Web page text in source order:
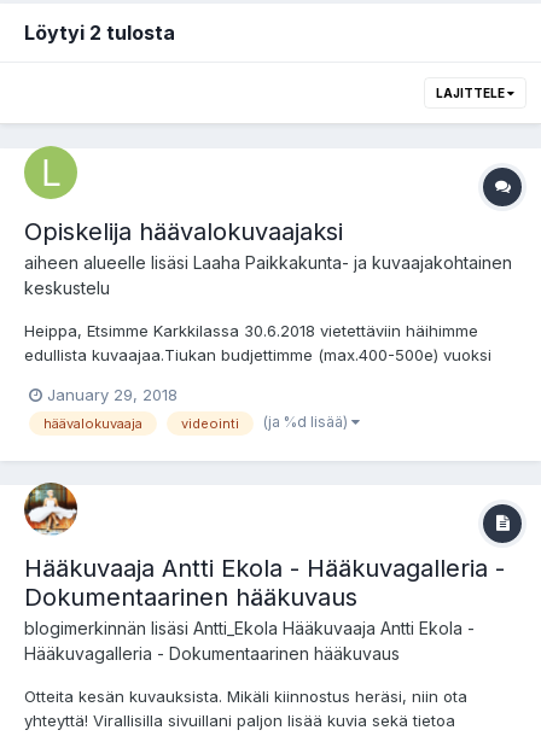
Löytyi 2 tulosta
LAJITTELE
Opiskelija häävalokuvaajaksi
aiheen alueelle lisäsi Laaha Paikkakunta- ja kuvaajakohtainen
keskustelu
Heippa, Etsimme Karkkilassa 30.6.2018 vietettäviin häihimme
edullista kuvaajaa.Tiukan budjettimme (max.400-500e) vuoksi
innostunut. Ainoina kriteereinä hyvä tilannetaju, omatoimisuus ja
tietysti siistit kuvat tärkeästä päivästämme. Kuvaus...
January 29, 2018
häävalokuvaaja videointi (ja %d lisää)
Hääkuvaaja Antti Ekola - Hääkuvagalleria -
Dokumentaarinen hääkuvaus
blogimerkinnän lisäsi Antti_Ekola Hääkuvaaja Antti Ekola -
Hääkuvagalleria - Dokumentaarinen hääkuvaus
Otteita kesän kuvauksista. Mikäli kiinnostus heräsi, niin ota
yhteyttä! Virallisilla sivuillani paljon lisää kuvia sekä tietoa